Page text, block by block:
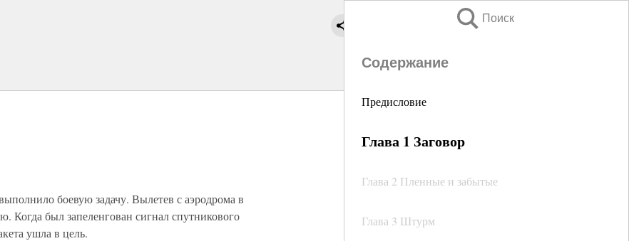
Поиск
Содержание
Предисловие
Глава 1 Заговор
Глава 2 Пленные и забытые
Глава 3 Штурм
боевую задачу. Вылетев с аэродрома в
Когда был запеленгован сигнал спутникового
ушла в цель.